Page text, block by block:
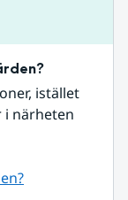
istället
i närheten